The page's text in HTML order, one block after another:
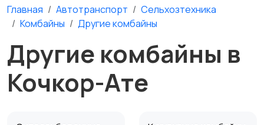
Главная Автотранспорт
Сельхозтехника
Комбайны
Другие комбайны
Другие комбайны в
Кочкор-Ате